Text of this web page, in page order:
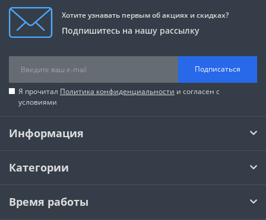
Хотите узнавать первым об акциях и скидках?
Подпишитесь на нашу рассылку
Подписаться
Я прочитал Политика конфиденциальности и согласен с
условиями
Информация
Категории
Время работы